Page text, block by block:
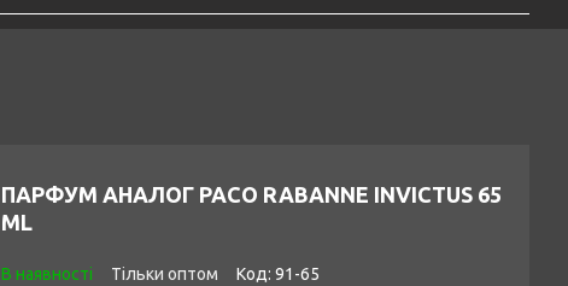
ПАРФУМ АНАЛОГ PACO RABANNE INVICTUS 65
ML
В наявності Тільки оптом Код: 91-65